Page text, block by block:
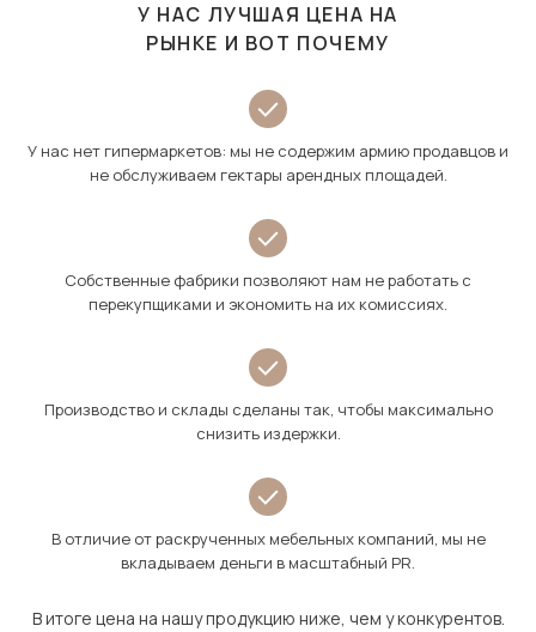
У НАС ЛУЧШАЯ ЦЕНА НА
РЫНКЕ И ВОТ ПОЧЕМУ
У нас нет гипермаркетов: мы не содержим армию продавцов и
не обслуживаем гектары арендных площадей.
Собственные фабрики позволяют нам не работать с
перекупщиками и экономить на их комиссиях.
Производство и склады сделаны так, чтобы максимально
снизить издержки.
В отличие от раскрученных мебельных компаний, мы не
вкладываем деньги в масштабный PR.
В итоге цена на нашу продукцию ниже, чем у конкурентов.